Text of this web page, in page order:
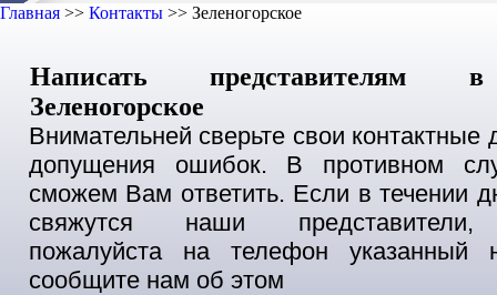
Главная >> Контакты >> Зеленогорское
Написать представителям
Зеленогорское
Внимательней сверьте свои контактные
допущения ошибок. В противном
сможем Вам ответить. Если в течении
свяжутся наши представители,
пожалуйста на телефон указанный
сообщите нам об этом